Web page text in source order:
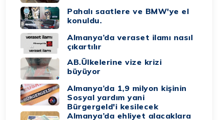
Pahalı saatlere ve BMW'ye el
konuldu.
Almanya’da veraset ilamı nasıl
çıkartılır
AB.Ülkelerine vize krizi
büyüyor
Almanya’da 1,9 milyon kişinin
Sosyal yardım yani
Bürgergeld'i kesilecek
Almanya’da ehliyet alacaklara